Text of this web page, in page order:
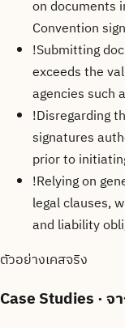
on documents
Convention
!Submitting
exceeds the
agencies such
!Disregarding
signatures
prior to
!Relying on
legal clauses,
and liability
ตัวอย่างเคสจริง
Case Studies· จ